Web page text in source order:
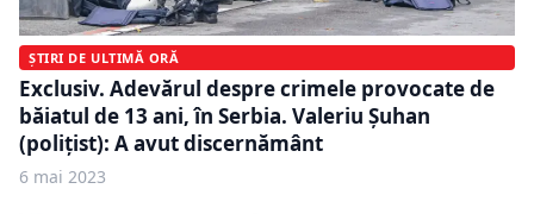
ȘTIRI DE ULTIMĂ ORĂ
Exclusiv. Adevărul despre crimele provocate de
băiatul de 13 ani, în Serbia. Valeriu Șuhan
(polițist): A avut discernământ
6 mai 2023